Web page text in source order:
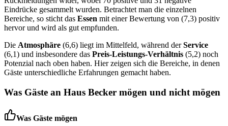
Eindrücke gesammelt wurden. Betrachtet man die einzelnen
Bereiche, so sticht das Essen mit einer Bewertung von (7,3) positiv
hervor und wird als gut empfunden.
Die Atmosphäre (6,6) liegt im Mittelfeld, während derService
(6,1) und insbesondere das Preis-Leistungs-Verhältnis (5,2) noch
Potenzial nach oben haben. Hier zeigen sich die Bereiche, in denen
Gäste unterschiedliche Erfahrungen gemacht haben.
Was Gäste an Haus Becker mögen und nicht mögen
Was Gäste mögen